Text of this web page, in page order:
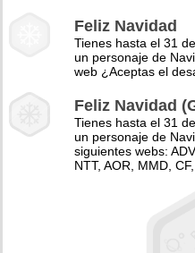
Feliz Navidad
Tienes hasta el 31
un personaje de
web ¿Aceptas el
Feliz Navidad
Tienes hasta el 31
un personaje de
siguientes webs:
NTT, AOR, MMD,